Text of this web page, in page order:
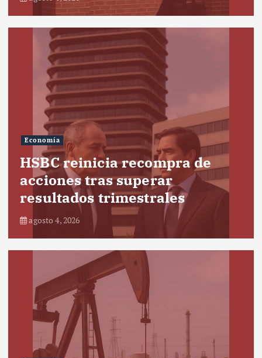
Economía
HSBC reinicia recompra de
acciones tras superar
resultados trimestrales
agosto 4, 2026